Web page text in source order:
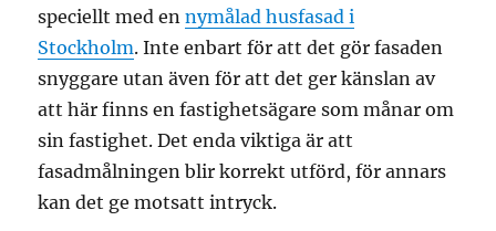
speciellt med ennymålad husfasad i
Stockholm. Inte enbart för att det gör fasaden
snyggare utan även för att det ger känslan av
att här finns en fastighetsägare som månar om
sin fastighet. Det enda viktiga är att
fasadmålningen blir korrekt utförd, för annars
kan det ge motsatt intryck.